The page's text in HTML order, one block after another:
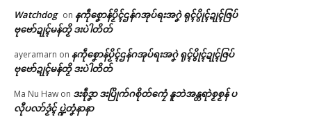
Watchdog on နကဵုစၞောန်ပၟိၚ်ဌန်ဂအုပ်ရးအဂၞဲ ရုၚ်ပွိုၚ်ဍုၚ်ဇြပ်
ဗုဗော်ဍုၚ်မန်တၟိ ဒးပဲါတိတ်
ayeramarn on နကဵုစၞောန်ပၟိၚ်ဌန်ဂအုပ်ရးအဂၞဲ ရုၚ်ပွိုၚ်ဍုၚ်ဇြပ်
ဗုဗော်ဍုၚ်မန်တၟိ ဒးပဲါတိတ်
Ma Nu Haw on ဒးစဵုဒၞာ ဒးပြိုက်ဂစိုတ်ကၠေံ နူဘဲအန္တရာဲစၟစၟန် ပ
လီုပလာ်ဒၟံၚ် ပ္ဍဲတၞံနာနာ